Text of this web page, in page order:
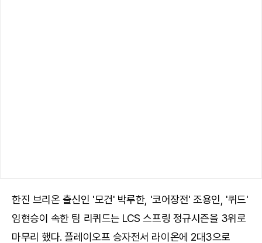
한진 브리온 출신인 '모건' 박루한, '코어장전' 조용인, '퀴드'
임현승이 속한 팀 리퀴드는 LCS 스프링 정규시즌을 3위로
마무리 했다. 플레이오프 승자전서 라이온에 2대3으로